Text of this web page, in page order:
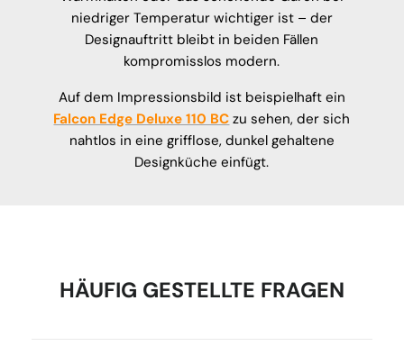
niedriger Temperatur wichtiger ist – der
Designauftritt bleibt in beiden Fällen
kompromisslos modern.
Auf dem Impressionsbild ist beispielhaft ein
Falcon Edge Deluxe 110 BC zu sehen, der sich
nahtlos in eine grifflose, dunkel gehaltene
Designküche einfügt.
HÄUFIG GESTELLTE FRAGEN